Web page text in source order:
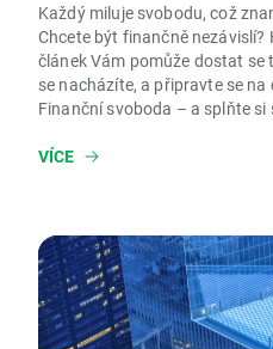
Každý miluje svobodu, což
Chcete být finančně nezávislí?
článek Vám pomůže dostat se
se nacházíte, a připravte se
Finanční svoboda – a splňte si
VÍCE